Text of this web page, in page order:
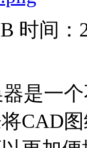
时间：
是一
CAD